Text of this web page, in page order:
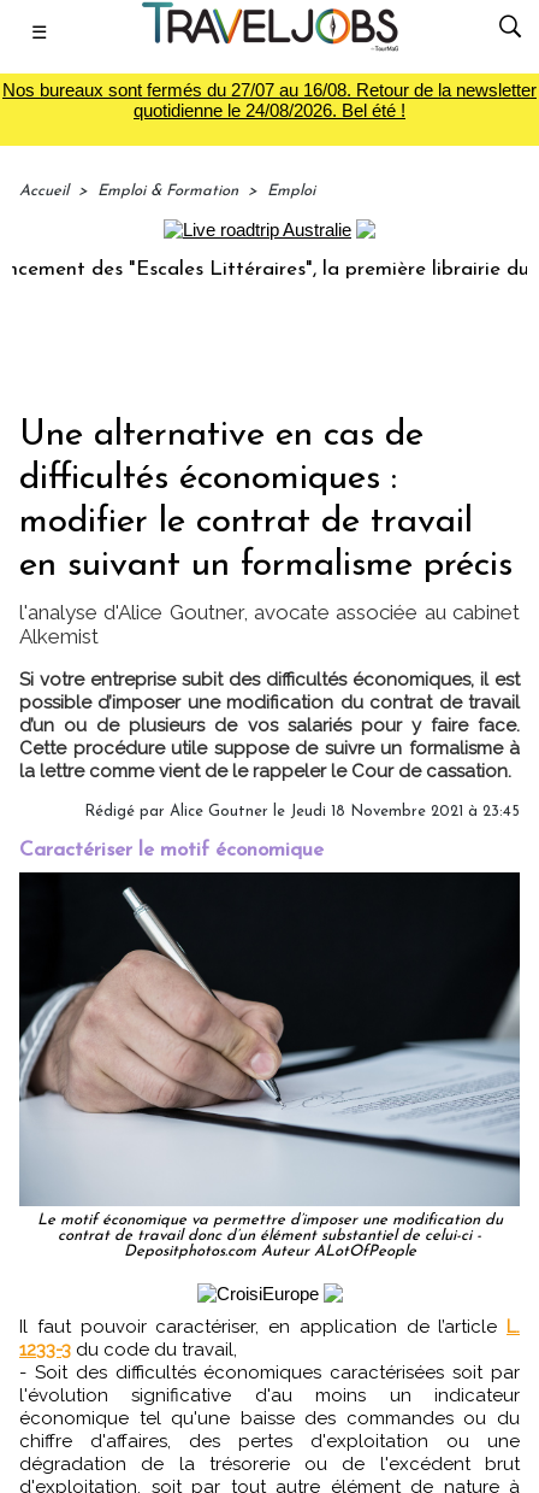
☰
Nos bureaux sont fermés du 27/07 au 16/08. Retour de la newsletter
quotidienne le 24/08/2026. Bel été !
Accueil > Emploi & Formation > Emploi
des "Escales Littéraires", la première librairie du voyage
Une alternative en cas de
difficultés économiques :
modifier le contrat de travail
en suivant un formalisme précis
l'analyse d'Alice Goutner, avocate associée au cabinet
Alkemist
Si votre entreprise subit des difficultés économiques, il est
possible d’imposer une modification du contrat de travail
d’un ou de plusieurs de vos salariés pour y faire face.
Cette procédure utile suppose de suivre un formalisme à
la lettre comme vient de le rappeler le Cour de cassation.
Rédigé par Alice Goutner le Jeudi 18 Novembre 2021 à 23:45
Caractériser le motif économique
Le motif économique va permettre d’imposer une modification du
contrat de travail donc d’un élément substantiel de celui-ci -
Depositphotos.com Auteur ALotOfPeople
Il faut pouvoir caractériser, en application de l’article L.
1233-3 du code du travail,
- Soit des difficultés économiques caractérisées soit par
l'évolution significative d'au moins un indicateur
économique tel qu'une baisse des commandes ou du
chiffre d'affaires, des pertes d'exploitation ou une
dégradation de la trésorerie ou de l'excédent brut
d'exploitation, soit par tout autre élément de nature à